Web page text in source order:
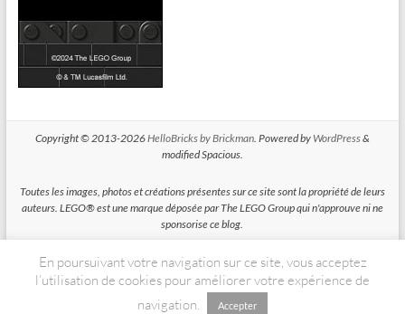
Copyright © 2013-2026HelloBricks by Brickman. Powered by WordPress&
modified Spacious.
Toutes les images, photos et créations présentes sur ce site sont la propriété de leurs
auteurs. LEGO® est une marque déposée par The LEGO Group qui n'approuve ni ne
sponsorise ce blog.
HelloBricks participe au Programme Partenaires d'Amazon EU, un programme
d'affiliation conçu pour permettre à des sites de percevoir une rémunération grace à
la création de liens vers Amazon.fr
En poursuivant votre navigation sur ce site, vous acceptez
l’utilisation de cookies pour améliorer votre expérience de
navigation.
Accepter